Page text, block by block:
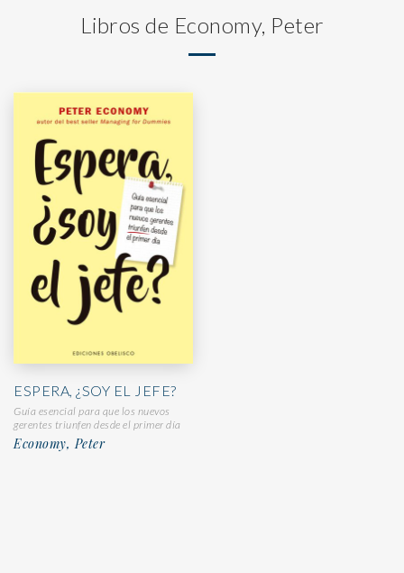
Libros de Economy, Peter
ESPERA, ¿SOY EL JEFE?
Guía esencial para que los nuevos
gerentes triunfen desde el primer día
Economy, Peter